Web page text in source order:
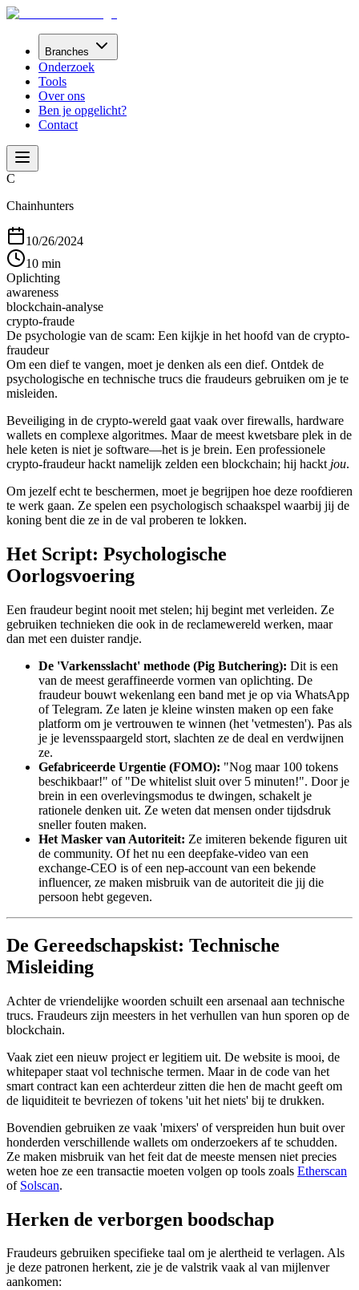
Branches
Onderzoek
Tools
Over ons
Ben je opgelicht?
Contact
C
Chainhunters
10/26/2024
10 min
Oplichting
awareness
blockchain-analyse
crypto-fraude
De psychologie van de scam: Een kijkje in het hoofd van de crypto-
fraudeur
Om een dief te vangen, moet je denken als een dief. Ontdek de
psychologische en technische trucs die fraudeurs gebruiken om je te
misleiden.
Beveiliging in de crypto-wereld gaat vaak over firewalls, hardware
wallets en complexe algoritmes. Maar de meest kwetsbare plek in de
hele keten is niet je software—het is je brein. Een professionele
crypto-fraudeur hackt namelijk zelden een blockchain; hij hackt jou.
Om jezelf echt te beschermen, moet je begrijpen hoe deze roofdieren
te werk gaan. Ze spelen een psychologisch schaakspel waarbij jij de
koning bent die ze in de val proberen te lokken.
Het Script: Psychologische
Oorlogsvoering
Een fraudeur begint nooit met stelen; hij begint met verleiden. Ze
gebruiken technieken die ook in de reclamewereld werken, maar
dan met een duister randje.
De 'Varkensslacht' methode (Pig Butchering): Dit is een
van de meest geraffineerde vormen van oplichting. De
fraudeur bouwt wekenlang een band met je op via WhatsApp
of Telegram. Ze laten je kleine winsten maken op een fake
platform om je vertrouwen te winnen (het 'vetmesten'). Pas als
je je levensspaargeld stort, slachten ze de deal en verdwijnen
ze.
Gefabriceerde Urgentie (FOMO): "Nog maar 100 tokens
beschikbaar!" of "De whitelist sluit over 5 minuten!". Door je
brein in een overlevingsmodus te dwingen, schakelt je
rationele denken uit. Ze weten dat mensen onder tijdsdruk
sneller fouten maken.
Het Masker van Autoriteit: Ze imiteren bekende figuren uit
de community. Of het nu een deepfake-video van een
exchange-CEO is of een nep-account van een bekende
influencer, ze maken misbruik van de autoriteit die jij die
persoon hebt gegeven.
De Gereedschapskist: Technische
Misleiding
Achter de vriendelijke woorden schuilt een arsenaal aan technische
trucs. Fraudeurs zijn meesters in het verhullen van hun sporen op de
blockchain.
Vaak ziet een nieuw project er legitiem uit. De website is mooi, de
whitepaper staat vol technische termen. Maar in de code van het
smart contract kan een achterdeur zitten die hen de macht geeft om
de liquiditeit te bevriezen of tokens 'uit het niets' bij te drukken.
Bovendien gebruiken ze vaak 'mixers' of verspreiden hun buit over
honderden verschillende wallets om onderzoekers af te schudden.
Ze maken misbruik van het feit dat de meeste mensen niet precies
weten hoe ze een transactie moeten volgen op tools zoals Etherscan
of Solscan.
Herken de verborgen boodschap
Fraudeurs gebruiken specifieke taal om je alertheid te verlagen. Als
je deze patronen herkent, zie je de valstrik vaak al van mijlenver
aankomen: